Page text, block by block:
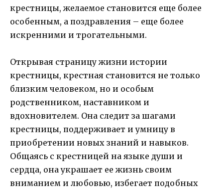
крестницы, желаемое становится еще более
особенным, а поздравления – еще более
искренними и трогательными.
Открывая страницу жизни истории
крестницы, крестная становится не только
близким человеком, но и особым
родственником, наставником и
вдохновителем. Она следит за шагами
крестницы, поддерживает и умницу в
приобретении новых знаний и навыков.
Общаясь с крестницей на языке души и
сердца, она украшает ее жизнь своим
вниманием и любовью, избегает подобных